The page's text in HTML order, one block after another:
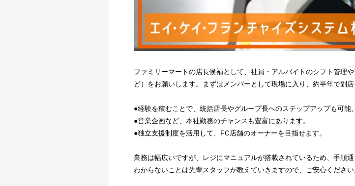
ファミリーマートの店長候補として、社員・アルバイトのシフト管理
ど）をお願いします。まずはメンバーとして現場に入り、約半年で副
●経験を積むことで、統括店長やグループ長へのステップアップも可能。
●営業企画など、本社勤務のチャンスも豊富にあります。
●独立支援制度を活用して、FC店舗のオーナーを目指せます。
業務は幅広いですが、レジにマニュアルが搭載されているため、手順
わからないことは先輩スタッフが教えていきますので、ご安心ください